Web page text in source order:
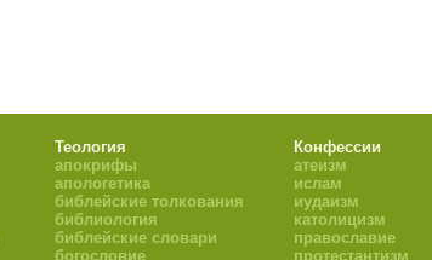
Теология
апокрифы
апологетика
библейские толкования
библиология
библейские словари
богословие
Конфессии
атеизм
ислам
иудаизм
католицизм
православие
протестантизм